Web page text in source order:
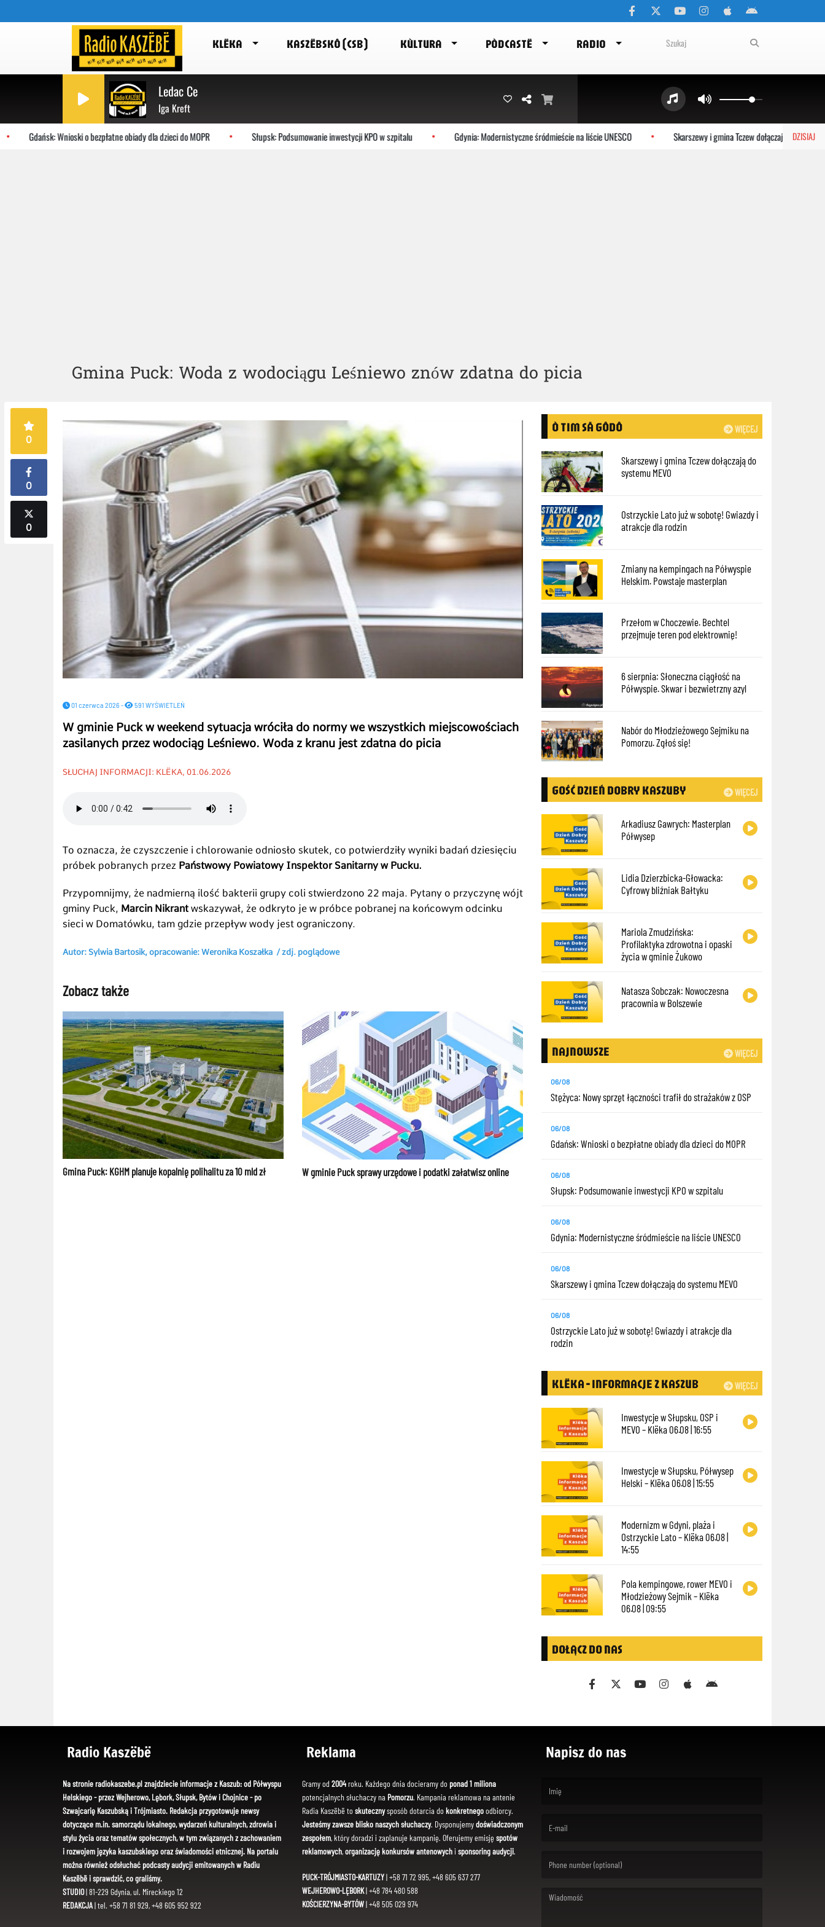
KLËKA KASZËBSKÔ (CSB) KÙLTURA PÒDCASTË RADIO
Ledac Ce
Iga Kreft
DZISIAJ
Gdańsk: Wnioski o bezpłatne obiady dla dzieci do MOPR Słupsk: Podsumowanie inwestycji KPO w szpitalu Gdynia: Modernistyczne śródmieście na liście UNESCO Skarszewy i gmina Tczew dołączają do systemu
Gmina Puck: Woda z wodociągu Leśniewo znów zdatna do picia
0
0
0
01 czerwca 2026 - 591 WYŚWIETLEŃ
W gminie Puck w weekend sytuacja wróciła do normy we wszystkich miejscowościach
zasilanych przez wodociąg Leśniewo. Woda z kranu jest zdatna do picia
SŁUCHAJ INFORMACJI: KLËKA, 01.06.2026
To oznacza, że czyszczenie i chlorowanie odniosło skutek, co potwierdziły wyniki badań dziesięciu
próbek pobranych przez Państwowy Powiatowy Inspektor Sanitarny w Pucku.
Przypomnijmy, że nadmierną ilość bakterii grupy coli stwierdzono 22 maja. Pytany o przyczynę wójt
gminy Puck, Marcin Nikrantwskazywał, że odkryto je w próbce pobranej na końcowym odcinku
sieci w Domatówku, tam gdzie przepływ wody jest ograniczony.
Autor: Sylwia Bartosik, opracowanie: Weronika Koszałka / zdj. poglądowe
Zobacz także
Gmina Puck: KGHM planuje kopalnię polihalitu za 10 mld zł W gminie Puck sprawy urzędowe i podatki załatwisz online
WIĘCEJ
Ò TIM SÃ GÔDÔ
Skarszewy i gmina Tczew dołączają do
systemu MEVO
Ostrzyckie Lato już w sobotę! Gwiazdy i
atrakcje dla rodzin
Zmiany na kempingach na Półwyspie
Helskim. Powstaje masterplan
Przełom w Choczewie. Bechtel
przejmuje teren pod elektrownię!
6 sierpnia: Słoneczna ciągłość na
Półwyspie. Skwar i bezwietrzny azyl
Nabór do Młodzieżowego Sejmiku na
Pomorzu. Zgłoś się!
WIĘCEJ
GOŚĆ DZIEŃ DOBRY KASZUBY
Arkadiusz Gawrych: Masterplan
Półwysep
Lidia Dzierzbicka-Głowacka:
Cyfrowy bliźniak Bałtyku
Mariola Zmudzińska:
Profilaktyka zdrowotna i opaski
życia w gminie Żukowo
Natasza Sobczak: Nowoczesna
pracownia w Bolszewie
WIĘCEJ
NAJNOWSZE
06/08
Stężyca: Nowy sprzęt łączności trafił do strażaków z OSP
06/08
Gdańsk: Wnioski o bezpłatne obiady dla dzieci do MOPR
06/08
Słupsk: Podsumowanie inwestycji KPO w szpitalu
06/08
Gdynia: Modernistyczne śródmieście na liście UNESCO
06/08
Skarszewy i gmina Tczew dołączają do systemu MEVO
06/08
Ostrzyckie Lato już w sobotę! Gwiazdy i atrakcje dla
rodzin
WIĘCEJ
KLËKA - INFORMACJE Z KASZUB
Inwestycje w Słupsku, OSP i
MEVO – Klëka 06.08 | 16:55
Inwestycje w Słupsku, Półwysep
Helski – Klëka 06.08 | 15:55
Modernizm w Gdyni, plaża i
Ostrzyckie Lato – Klëka 06.08 |
14:55
Pola kempingowe, rower MEVO i
Młodzieżowy Sejmik – Klëka
06.08 | 09:55
DOŁĄCZ DO NAS
Radio Kaszëbë
Na stronie radiokaszebe.pl znajdziecie informacje z Kaszub: od Półwyspu
Helskiego - przez Wejherowo, Lębork, Słupsk, Bytów i Chojnice - po
Szwajcarię Kaszubską i Trójmiasto. Redakcja przygotowuje newsy
dotyczące m.in. samorządu lokalnego, wydarzeń kulturalnych, zdrowia i
stylu życia oraz tematów społecznych, w tym związanych z zachowaniem
i rozwojem języka kaszubskiego oraz świadomości etnicznej. Na portalu
można również odsłuchać podcasty audycji emitowanych w Radiu
Kaszëbë i sprawdzić, co graliśmy.
STUDIO| 81-229 Gdynia, ul. Mireckiego 12
REDAKCJA| tel. +58 71 81 929, +48 605 952 922
Reklama
Gramy od 2004roku. Każdego dnia docieramy do ponad 1 miliona
potencjalnych słuchaczy na Pomorzu. Kampania reklamowa na antenie
Radia Kaszëbë toskutecznysposób dotarcia dokonkretnegoodbiorcy.
Jesteśmy zawsze blisko naszych słuchaczy. Dysponujemydoświadczonym
zespołem, który doradzi i zaplanuje kampanię. Oferujemy emisję spotów
reklamowych,organizację konkursów antenowychi sponsoring audycji.
PUCK-TRÓJMIASTO-KARTUZY| +58 71 72 995, +48 605 637 277
WEJHEROWO-LĘBORK| +48 784 480 588
KOŚCIERZYNA-BYTÓW| +48 505 029 974
Napisz do nas